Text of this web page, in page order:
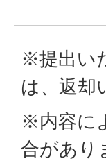
※提出い
は、返却
※内容に
合があり